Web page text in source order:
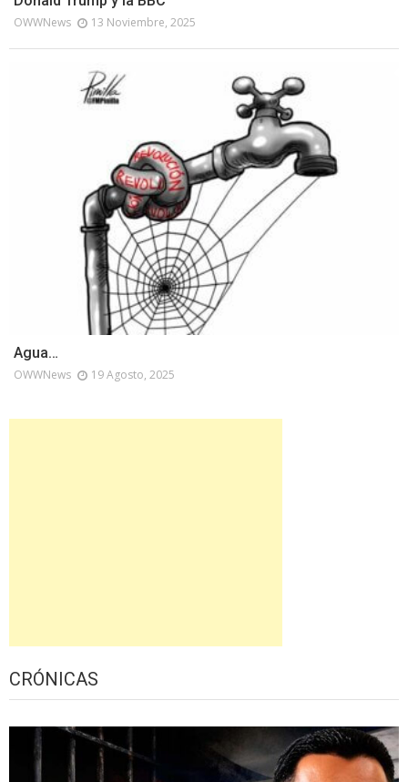
OWWNews 13 Noviembre, 2025
Agua…
OWWNews 19 Agosto, 2025
CRÓNICAS